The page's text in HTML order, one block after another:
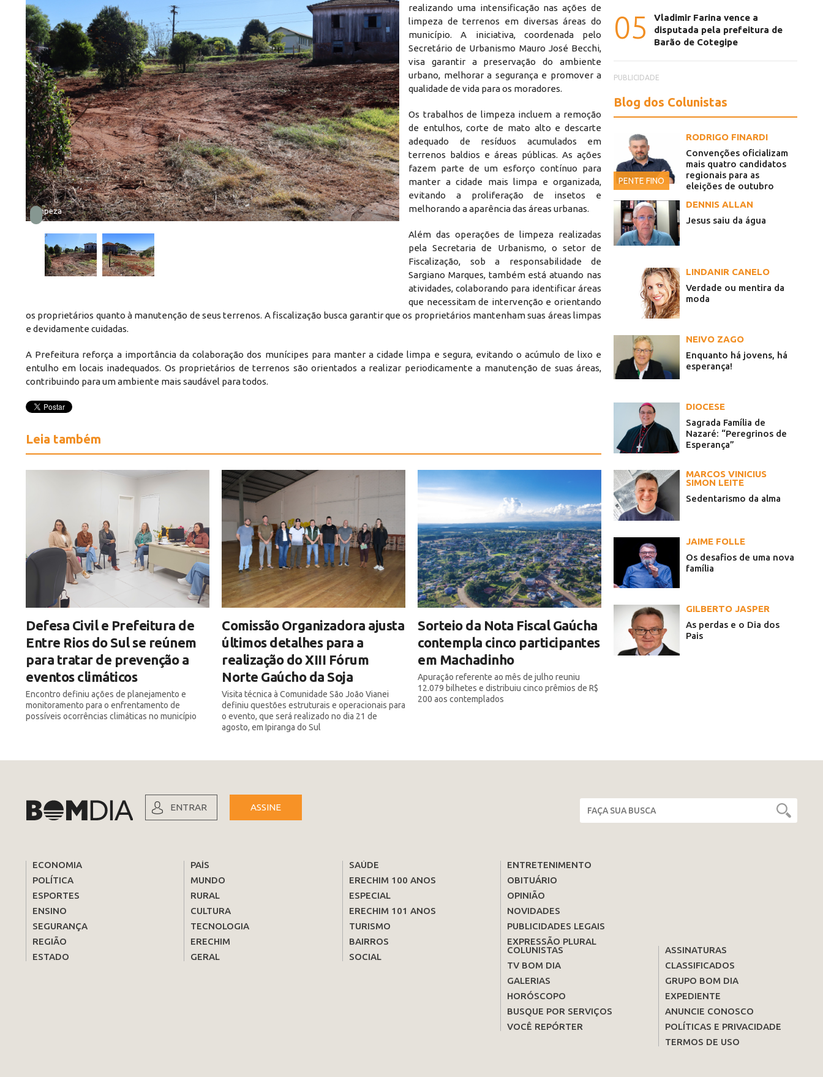
Limpeza Retirar entulhos
realizando uma intensificação nas ações de
limpeza de terrenos em diversas áreas do
município. A iniciativa, coordenada pelo
Secretário de Urbanismo Mauro José Becchi,
visa garantir a preservação do ambiente
urbano, melhorar a segurança e promover a
qualidade de vida para os moradores.
Os trabalhos de limpeza incluem a remoção
de entulhos, corte de mato alto e descarte
adequado de resíduos acumulados em
terrenos baldios e áreas públicas. As ações
fazem parte de um esforço contínuo para
manter a cidade mais limpa e organizada,
evitando a proliferação de insetos e
melhorando a aparência das áreas urbanas.
Além das operações de limpeza realizadas
pela Secretaria de Urbanismo, o setor de
Fiscalização, sob a responsabilidade de
Sargiano Marques, também está atuando nas
atividades, colaborando para identificar áreas
que necessitam de intervenção e orientando
os proprietários quanto à manutenção de seus terrenos. A fiscalização busca garantir que os proprietários mantenham suas áreas limpas
e devidamente cuidadas.
A Prefeitura reforça a importância da colaboração dos munícipes para manter a cidade limpa e segura, evitando o acúmulo de lixo e
entulho em locais inadequados. Os proprietários de terrenos são orientados a realizar periodicamente a manutenção de suas áreas,
contribuindo para um ambiente mais saudável para todos.
Leia também
Defesa Civil e Prefeitura de
Entre Rios do Sul se reúnem
para tratar de prevenção a
eventos climáticos
Encontro definiu ações de planejamento e
monitoramento para o enfrentamento de
possíveis ocorrências climáticas no município
Comissão Organizadora ajusta
últimos detalhes para a
realização do XIII Fórum
Norte Gaúcho da Soja
Visita técnica à Comunidade São João Vianei
definiu questões estruturais e operacionais para
o evento, que será realizado no dia 21 de
agosto, em Ipiranga do Sul
Sorteio da Nota Fiscal Gaúcha
contempla cinco participantes
em Machadinho
Apuração referente ao mês de julho reuniu
12.079 bilhetes e distribuiu cinco prêmios de R$
200 aos contemplados
05
Vladimir Farina vence a
disputada pela prefeitura de
Barão de Cotegipe
PUBLICIDADE
Blog dos Colunistas
PENTE FINO
RODRIGO FINARDI
Convenções oficializam
mais quatro candidatos
regionais para as
eleições de outubro
DENNIS ALLAN
Jesus saiu da água
LINDANIR CANELO
Verdade ou mentira da
moda
NEIVO ZAGO
Enquanto há jovens, há
esperança!
DIOCESE
Sagrada Família de
Nazaré: “Peregrinos de
Esperança”
MARCOS VINICIUS
SIMON LEITE
Sedentarismo da alma
JAIME FOLLE
Os desafios de uma nova
família
GILBERTO JASPER
As perdas e o Dia dos
Pais
ENTRAR ASSINE
ECONOMIA
POLÍTICA
ESPORTES
ENSINO
SEGURANÇA
REGIÃO
ESTADO
PAÍS
MUNDO
RURAL
CULTURA
TECNOLOGIA
ERECHIM
GERAL
SAÚDE
ERECHIM 100 ANOS
ESPECIAL
ERECHIM 101 ANOS
TURISMO
BAIRROS
SOCIAL
ENTRETENIMENTO
OBITUÁRIO
OPINIÃO
NOVIDADES
PUBLICIDADES LEGAIS
EXPRESSÃO PLURAL
COLUNISTAS
TV BOM DIA
GALERIAS
HORÓSCOPO
BUSQUE POR SERVIÇOS
VOCÊ REPÓRTER
ASSINATURAS
CLASSIFICADOS
GRUPO BOM DIA
EXPEDIENTE
ANUNCIE CONOSCO
POLÍTICAS E PRIVACIDADE
TERMOS DE USO